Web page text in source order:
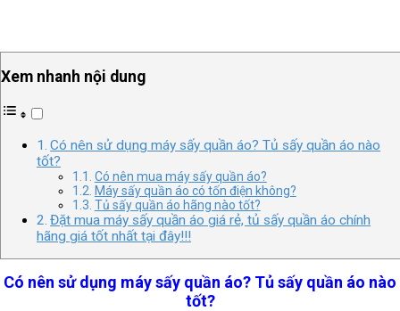
Xem nhanh nội dung
Có nên sử dụng máy sấy quần áo? Tủ sấy quần áo nào
tốt?
Có nên mua máy sấy quần áo?
Máy sấy quần áo có tốn điện không?
Tủ sấy quần áo hãng nào tốt?
Đặt mua máy sấy quần áo giá rẻ, tủ sấy quần áo chính
hãng giá tốt nhất tại đây!!!
Có nên sử dụng máy sấy quần áo? Tủ sấy quần áo nào
tốt?